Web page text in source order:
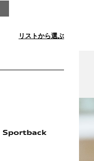
リストから選ぶ
Sportback